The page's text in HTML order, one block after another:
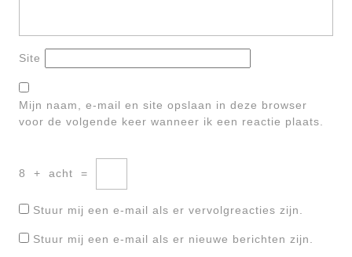
Site
Mijn naam, e-mail en site opslaan in deze browser
voor de volgende keer wanneer ik een reactie plaats.
8 + acht =
Stuur mij een e-mail als er vervolgreacties zijn.
Stuur mij een e-mail als er nieuwe berichten zijn.